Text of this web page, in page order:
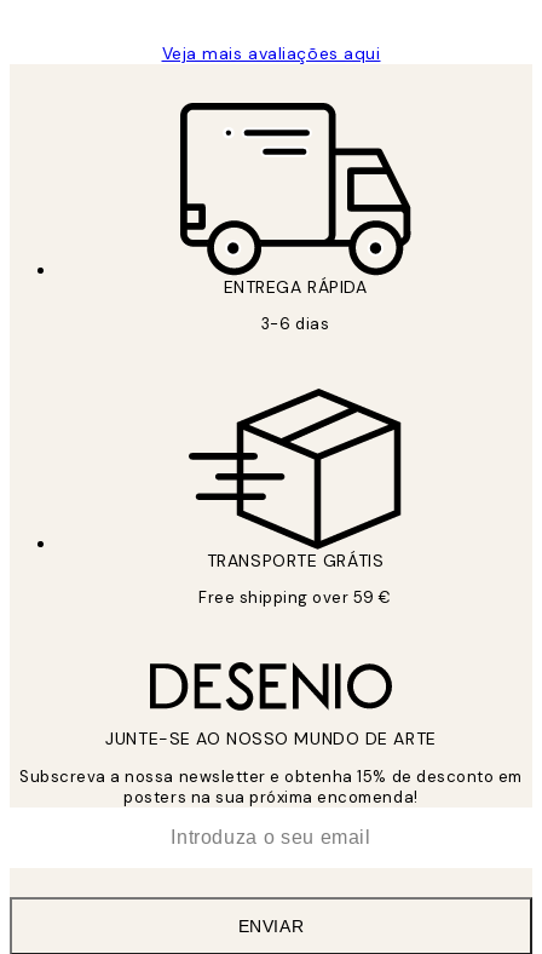
Veja mais avaliações aqui
ENTREGA RÁPIDA
3-6 dias
TRANSPORTE GRÁTIS
Free shipping over 59 €
JUNTE-SE AO NOSSO MUNDO DE ARTE
Subscreva a nossa newsletter e obtenha 15% de desconto em
posters na sua próxima encomenda!
ENVIAR